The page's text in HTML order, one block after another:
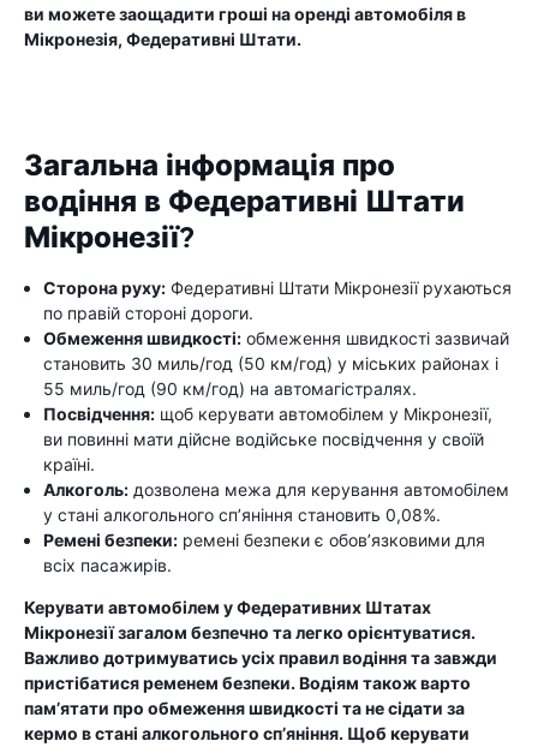
ви можете заощадити гроші на оренді автомобіля в
Мікронезія, Федеративні Штати.
Загальна інформація про
водіння в Федеративні Штати
Мікронезії?
Сторона руху: Федеративні Штати Мікронезії рухаються
по правій стороні дороги.
Обмеження швидкості: обмеження швидкості зазвичай
становить 30 миль/год (50 км/год) у міських районах і
55 миль/год (90 км/год) на автомагістралях.
Посвідчення: щоб керувати автомобілем у Мікронезії,
ви повинні мати дійсне водійське посвідчення у своїй
країні.
Алкоголь: дозволена межа для керування автомобілем
у стані алкогольного сп’яніння становить 0,08%.
Ремені безпеки: ремені безпеки є обов’язковими для
всіх пасажирів.
Керувати автомобілем у Федеративних Штатах
Мікронезії загалом безпечно та легко орієнтуватися.
Важливо дотримуватись усіх правил водіння та завжди
пристібатися ременем безпеки. Водіям також варто
пам’ятати про обмеження швидкості та не сідати за
кермо в стані алкогольного сп’яніння. Щоб керувати